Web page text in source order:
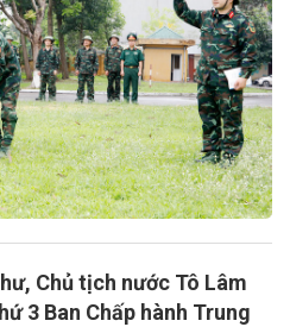
Chủ tịch nước Tô Lâm
3 Ban Chấp hành Trung